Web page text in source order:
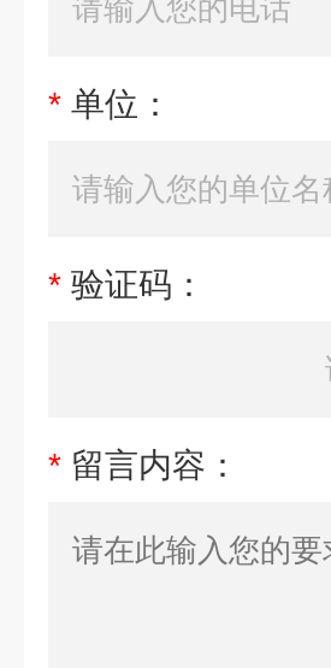
* 单位：
* 验证码：
* 留言内容：